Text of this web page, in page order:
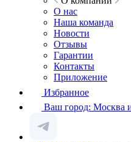
О нас
Наша команда
Новости
Отзывы
Гарантии
Контакты
Приложение
Избранное
Ваш город: Москва